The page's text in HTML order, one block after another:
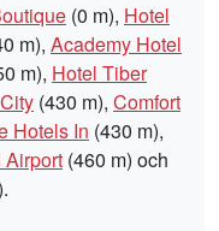
(0 m), Hotel
m), Academy Hotel
m), Hotel Tiber
(430 m), Comfort
Hotels In (430 m),
Airport (460 m) och